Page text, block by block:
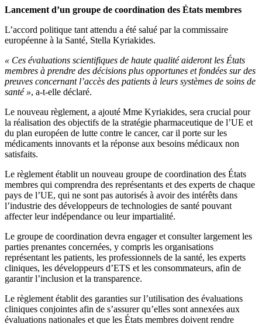
Lancement d’un groupe de coordination des États membres
L’accord politique tant attendu a été salué par la commissaire
européenne à la Santé, Stella Kyriakides.
« Ces évaluations scientifiques de haute qualité aideront les États
membres à prendre des décisions plus opportunes et fondées sur des
preuves concernant l’accès des patients à leurs systèmes de soins de
santé », a-t-elle déclaré.
Le nouveau règlement, a ajouté Mme Kyriakides, sera crucial pour
la réalisation des objectifs de la stratégie pharmaceutique de l’UE et
du plan européen de lutte contre le cancer, car il porte sur les
médicaments innovants et la réponse aux besoins médicaux non
satisfaits.
Le règlement établit un nouveau groupe de coordination des États
membres qui comprendra des représentants et des experts de chaque
pays de l’UE, qui ne sont pas autorisés à avoir des intérêts dans
l’industrie des développeurs de technologies de santé pouvant
affecter leur indépendance ou leur impartialité.
Le groupe de coordination devra engager et consulter largement les
parties prenantes concernées, y compris les organisations
représentant les patients, les professionnels de la santé, les experts
cliniques, les développeurs d’ETS et les consommateurs, afin de
garantir l’inclusion et la transparence.
Le règlement établit des garanties sur l’utilisation des évaluations
cliniques conjointes afin de s’assurer qu’elles sont annexées aux
évaluations nationales et que les États membres doivent rendre